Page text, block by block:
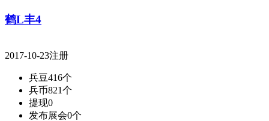
鹤L丰4
2017-10-23注册
兵豆416个
兵币821个
提现0
发布展会0个